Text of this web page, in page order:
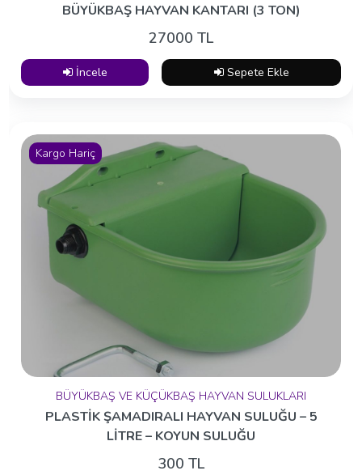
BÜYÜKBAŞ HAYVAN KANTARI (3 TON)
27000 TL
İncele Sepete Ekle
Kargo Hariç
BÜYÜKBAŞ VE KÜÇÜKBAŞ HAYVAN SULUKLARI
PLASTİK ŞAMADIRALI HAYVAN SULUĞU – 5
LİTRE – KOYUN SULUĞU
300 TL